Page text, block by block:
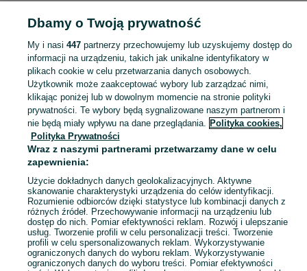
Śląskie
Bluzki - Piekary Śląskie
KATEGORIA
Szeroki wybór bluzek damskich Piekary Śląskie ▶️ Różne materiały i kolory ✅ Nowe i używane w atrakcyjnych cenach ✌ Sprawdź oferty na OLX.pl! Zobacz
Mapa kategorii
Mapa miejscowości
Mapa ministron
Popularne wyszukiwania
Dbamy o Twoją prywatność
My i nasi 447partnerzy przechowujemy lub uzyskujemy dostęp do
informacji na urządzeniu, takich jak unikalne identyfikatory w
plikach cookie w celu przetwarzania danych osobowych.
Użytkownik może zaakceptować wybory lub zarządzać nimi,
klikając poniżej lub w dowolnym momencie na stronie polityki
prywatności. Te wybory będą sygnalizowane naszym partnerom i
nie będą miały wpływu na dane przeglądania. Polityka cookies,
Polityka Prywatności
Wraz z naszymi partnerami przetwarzamy dane w celu
zapewnienia:
Użycie dokładnych danych geolokalizacyjnych. Aktywne
skanowanie charakterystyki urządzenia do celów identyfikacji.
Rozumienie odbiorców dzięki statystyce lub kombinacji danych z
różnych źródeł. Przechowywanie informacji na urządzeniu lub
dostęp do nich. Pomiar efektywności reklam. Rozwój i ulepszanie
usług. Tworzenie profili w celu personalizacji treści. Tworzenie
profili w celu spersonalizowanych reklam. Wykorzystywanie
ograniczonych danych do wyboru reklam. Wykorzystywanie
ograniczonych danych do wyboru treści. Pomiar efektywności